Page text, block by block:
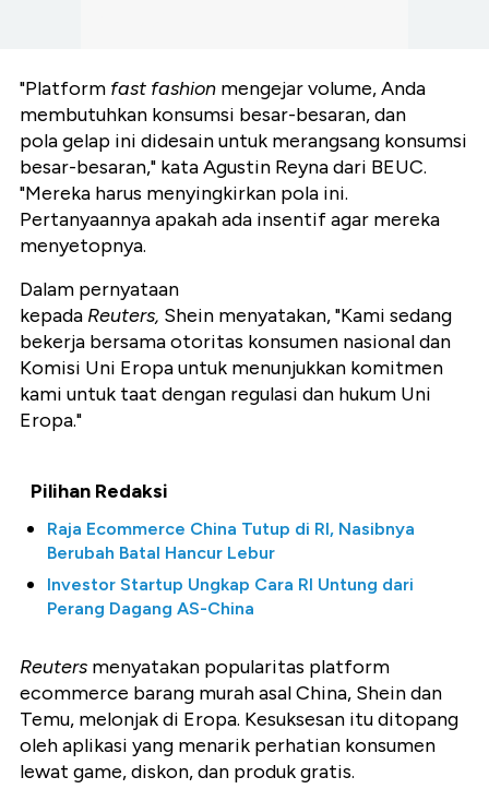
"Platform fast fashion mengejar volume, Anda
membutuhkan konsumsi besar-besaran, dan
pola gelap ini didesain untuk merangsang konsumsi
besar-besaran," kata Agustin Reyna dari BEUC.
"Mereka harus menyingkirkan pola ini.
Pertanyaannya apakah ada insentif agar mereka
menyetopnya.
Dalam pernyataan
kepada Reuters, Shein menyatakan, "Kami sedang
bekerja bersama otoritas konsumen nasional dan
Komisi Uni Eropa untuk menunjukkan komitmen
kami untuk taat dengan regulasi dan hukum Uni
Eropa."
Pilihan Redaksi
Raja Ecommerce China Tutup di RI, Nasibnya
Berubah Batal Hancur Lebur
Investor Startup Ungkap Cara RI Untung dari
Perang Dagang AS-China
Reuters menyatakan popularitas platform
ecommerce barang murah asal China, Shein dan
Temu, melonjak di Eropa. Kesuksesan itu ditopang
oleh aplikasi yang menarik perhatian konsumen
lewat game, diskon, dan produk gratis.